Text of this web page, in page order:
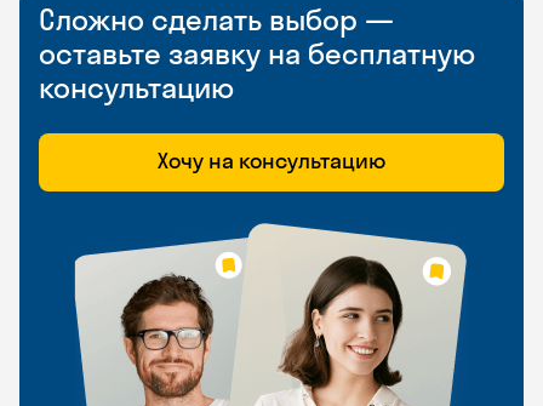
Сложно сделать выбор —
оставьте заявку на бесплатную
консультацию
Хочу на консультацию